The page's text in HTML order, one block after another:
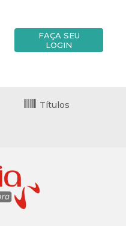
FAÇA SEU
LOGIN
Títulos